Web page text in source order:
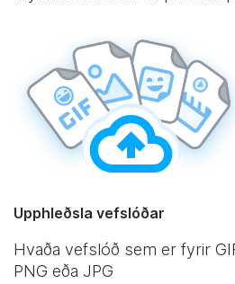
Upphleðsla vefslóðar
Hvaða vefslóð sem er fyrir
PNG eða JPG